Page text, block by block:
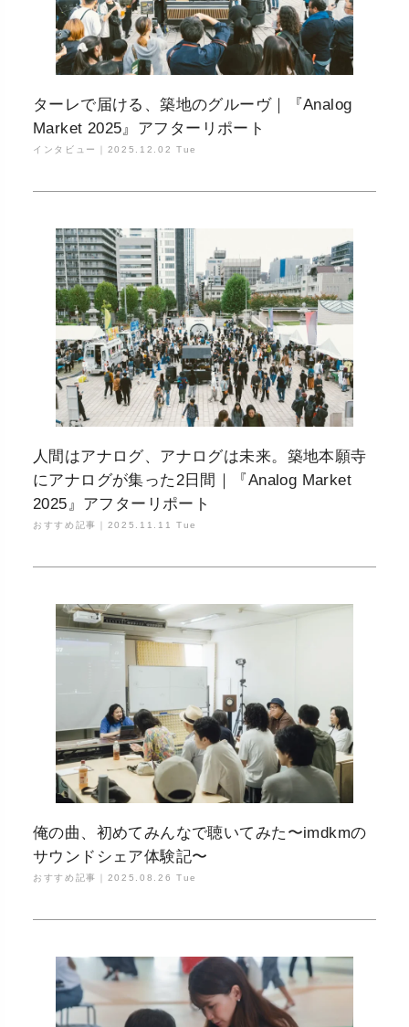
ターレで届ける、築地のグルーヴ｜『Analog
Market 2025』アフターリポート
インタビュー｜ 2025.12.02 Tue
人間はアナログ、アナログは未来。築地本願寺
にアナログが集った2日間｜『Analog Market
2025』アフターリポート
おすすめ記事｜ 2025.11.11 Tue
俺の曲、初めてみんなで聴いてみた〜imdkmの
サウンドシェア体験記〜
おすすめ記事｜ 2025.08.26 Tue